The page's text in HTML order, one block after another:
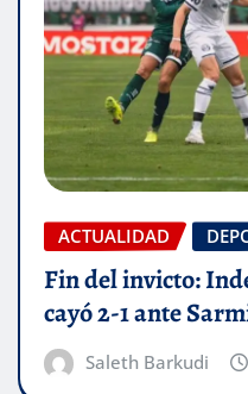
ACTUALIDAD
Fin del invicto:
cayó 2-1 ante
Saleth Barkudi